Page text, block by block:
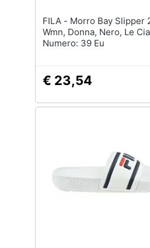
FILA - Morro Bay Slipper 2.0
Wmn, Donna, Nero, Le
Numero: 39 Eu
€ 23,54